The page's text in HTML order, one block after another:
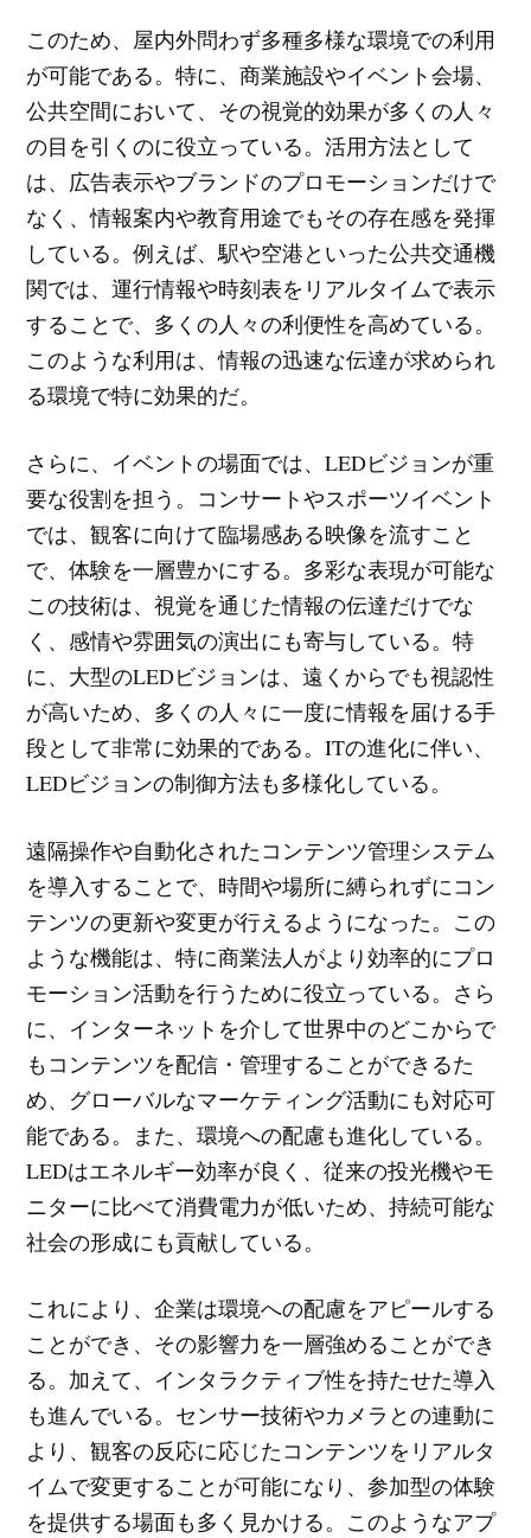
このため、屋内外問わず多種多様な環境での利用
が可能である。特に、商業施設やイベント会場、
公共空間において、その視覚的効果が多くの人々
の目を引くのに役立っている。活用方法として
は、広告表示やブランドのプロモーションだけで
なく、情報案内や教育用途でもその存在感を発揮
している。例えば、駅や空港といった公共交通機
関では、運行情報や時刻表をリアルタイムで表示
することで、多くの人々の利便性を高めている。
このような利用は、情報の迅速な伝達が求められ
る環境で特に効果的だ。
さらに、イベントの場面では、LEDビジョンが重
要な役割を担う。コンサートやスポーツイベント
では、観客に向けて臨場感ある映像を流すこと
で、体験を一層豊かにする。多彩な表現が可能な
この技術は、視覚を通じた情報の伝達だけでな
く、感情や雰囲気の演出にも寄与している。特
に、大型のLEDビジョンは、遠くからでも視認性
が高いため、多くの人々に一度に情報を届ける手
段として非常に効果的である。ITの進化に伴い、
LEDビジョンの制御方法も多様化している。
遠隔操作や自動化されたコンテンツ管理システム
を導入することで、時間や場所に縛られずにコン
テンツの更新や変更が行えるようになった。この
ような機能は、特に商業法人がより効率的にプロ
モーション活動を行うために役立っている。さら
に、インターネットを介して世界中のどこからで
もコンテンツを配信・管理することができるた
め、グローバルなマーケティング活動にも対応可
能である。また、環境への配慮も進化している。
LEDはエネルギー効率が良く、従来の投光機やモ
ニターに比べて消費電力が低いため、持続可能な
社会の形成にも貢献している。
これにより、企業は環境への配慮をアピールする
ことができ、その影響力を一層強めることができ
る。加えて、インタラクティブ性を持たせた導入
も進んでいる。センサー技術やカメラとの連動に
より、観客の反応に応じたコンテンツをリアルタ
イムで変更することが可能になり、参加型の体験
を提供する場面も多く見かける。このようなアプ